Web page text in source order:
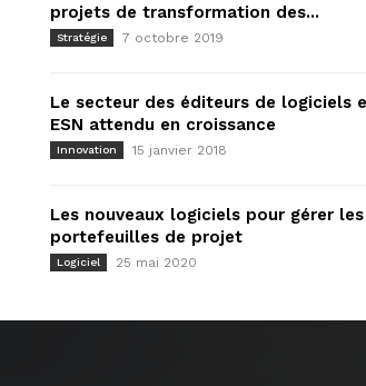
projets de transformation des...
Stratégie 7 octobre 2019
Le secteur des éditeurs de logiciels
ESN attendu en croissance
Innovation 15 janvier 2018
Les nouveaux logiciels pour gérer les
portefeuilles de projet
Logiciel 25 mai 2020